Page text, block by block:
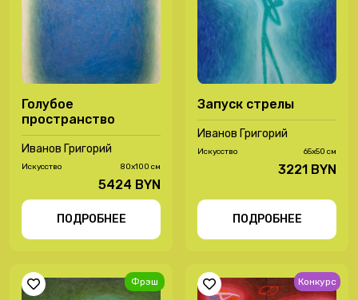
Голубое
пространство
Иванов Григорий
Иcкусство 80х100 см
5424 BYN
ПОДРОБНЕЕ
Запуск стрелы
Иванов Григорий
Иcкусство 65х50 см
3221 BYN
ПОДРОБНЕЕ
Фрэш Конкурс